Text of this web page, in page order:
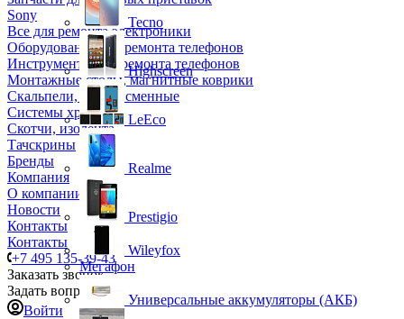
Sony
Все для ремонта электроники
Оборудование для ремонта телефонов
Инструменты для ремонта телефонов
Монтажные столы, магнитные коврики
Скальпели, лезвия сменные
Системы хранения
Скотчи, изолента
Тачскрины
Бренды
Компания
О компании
Новости
Контакты
Контакты
+7 495 135-39-43
Заказать звонок
Задать вопрос
Войти
Tecno
Highscreen
LeEco
Realme
Prestigio
Wileyfox
Мегафон
Универсальные аккумуляторы (АКБ)